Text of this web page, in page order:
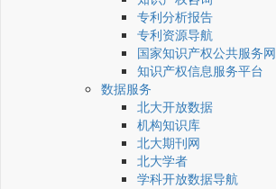
专利分析报告
专利资源导航
国家知识产权公共服务网
知识产权信息服务平台
数据服务
北大开放数据
机构知识库
北大期刊网
北大学者
学科开放数据导航